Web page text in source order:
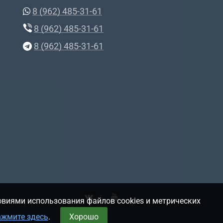
8 (962) 485-31-61
8 (962) 485-31-61
8 (962) 485-31-61
использования файлов cookies и метрических
здесь. Хорошо